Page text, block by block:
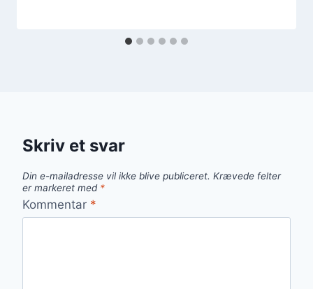
Skriv et svar
Din e-mailadresse vil ikke blive publiceret. Krævede felter
er markeret med *
Kommentar *